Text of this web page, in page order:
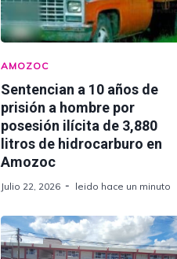
AMOZOC
Sentencian a 10 años de
prisión a hombre por
posesión ilícita de 3,880
litros de hidrocarburo en
Amozoc
Julio 22, 2026 leido hace un minuto